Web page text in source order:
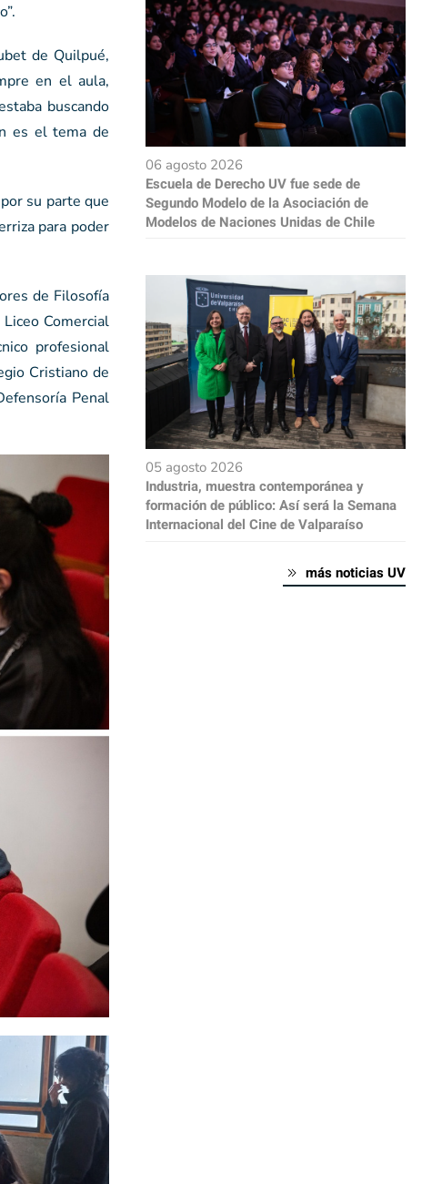
de Quilpué,
en el aula,
buscando
es el tema de
su parte que
para poder
de Filosofía
Comercial
profesional
Cristiano de
Penal
06 agosto 2026
Escuela de Derecho UV fue sede de
Segundo Modelo de la Asociación de
Modelos de Naciones Unidas de Chile
05 agosto 2026
Industria, muestra contemporánea y
formación de público: Así será la Semana
Internacional del Cine de Valparaíso
más noticias UV